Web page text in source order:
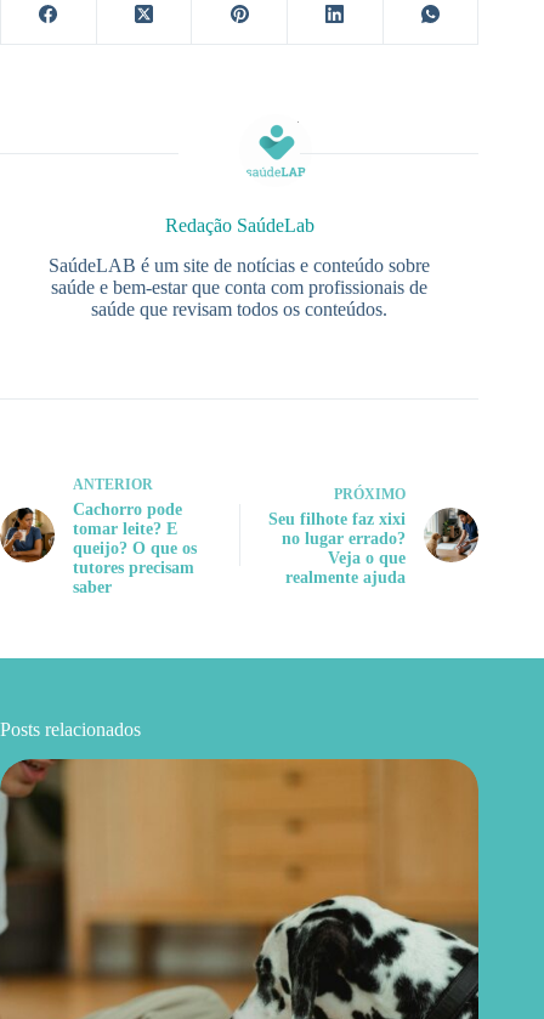
Redação SaúdeLab
SaúdeLAB é um site de notícias e conteúdo sobre
saúde e bem-estar que conta com profissionais de
saúde que revisam todos os conteúdos.
ANTERIOR
Cachorro pode
tomar leite? E
queijo? O que os
tutores precisam
saber
PRÓXIMO
Seu filhote faz xixi
no lugar errado?
Veja o que
realmente ajuda
Posts relacionados